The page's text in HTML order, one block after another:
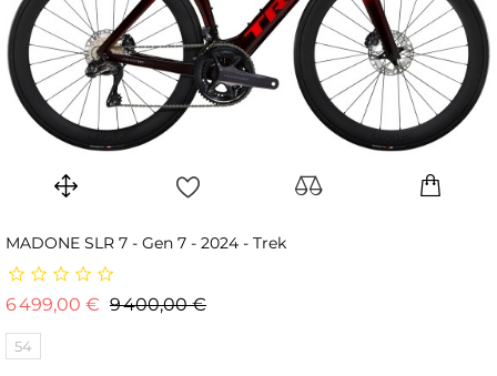
MADONE SLR 7 - Gen 7 - 2024 - Trek
6 499,00 € Prix de base
9 400,00 €Prix
54